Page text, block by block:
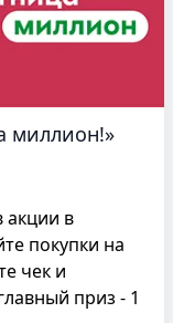
миллион!»
акции в
покупки на
чек и
приз - 1